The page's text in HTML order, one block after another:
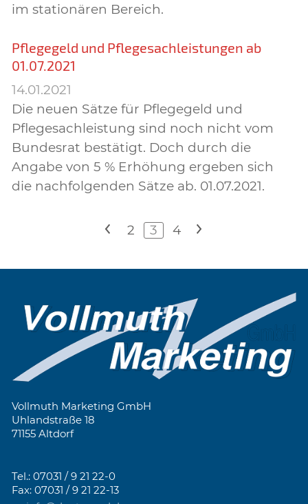
im stationären Bereich.
Pflegegeld und Pflegesachleistungen ab
01.07.2021
14.01.2021
Die neuen Sätze für Pflegegeld und
Pflegesachleistung sind noch nicht vom
Bundesrat bestätigt. Doch durch die
Angabe von 5 % Erhöhung ergeben sich
die nachfolgenden Sätze ab. 01.07.2021.
< 2 3 4 >
Vollmuth Marketing GmbH
Uhlandstraße 18
71155 Altdorf
Tel.: 07031 / 9 21 22-0
Fax: 07031 / 9 21 22-13